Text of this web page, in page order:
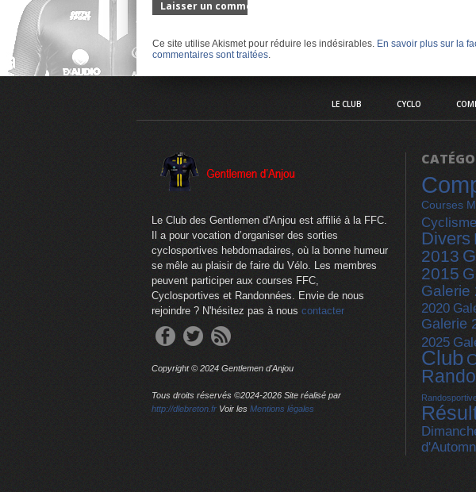
Ce site utilise Akismet pour réduire les indésirables. En savoir plus sur la
commentaires sont traitées.
LE CLUB CYCLO
Le Club des Gentlemen d'Anjou est affilié à la FFC.
Il a pour vocation d’organiser des sorties
cyclosportives hebdomadaires, où la bonne humeur
se mêle au plaisir de faire du Vélo. Les membres
peuvent participer aux courses FFC,
Cyclosportives et Randonnées. Envie de nous
rejoindre ? N'hésitez pas à nous contacter
Copyright © 2024 Gentlemen d'Anjou
Tous droits réservés ©2024-2026 Site réalisé par
http://dlebreton.fr Voir les Mentions légales
Courses
Cyclisme
Divers
2013
2015
Galerie
2020
Galerie
2025
Club